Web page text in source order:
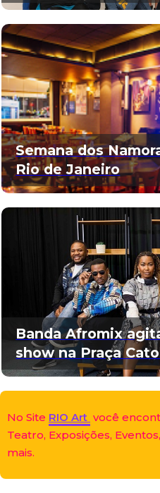
Semana dos
Rio de Janeiro
Banda Afromix
show na Praça
No Site RIO Art você
Teatro, Exposições,
mais.